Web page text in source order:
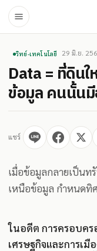
วิทย์-เทคโนโลยี 29 มิ.ย.
Data = ที่ดิน
ข้อมูล คนนั้น
แชร์
เมื่อข้อมูลกลายเป็นท
เหนือข้อมูล กำหนดทิ
ในอดีต การครอบค
เศรษฐกิจและการเ